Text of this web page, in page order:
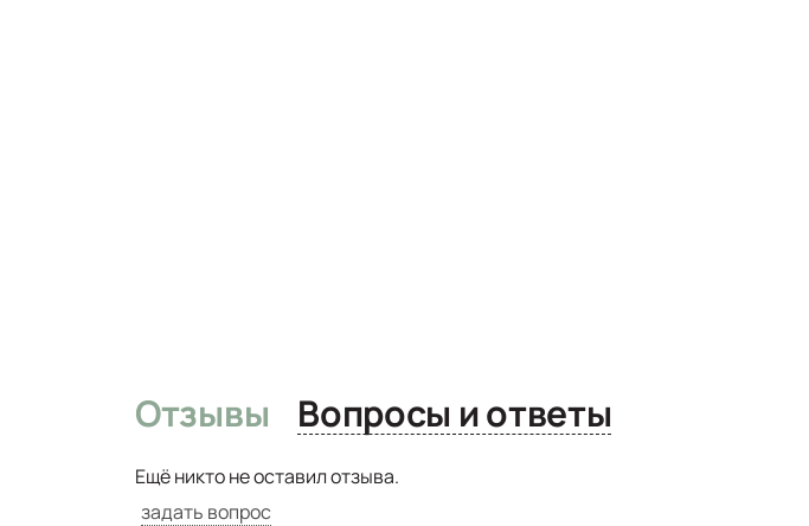
Отзывы Вопросы и ответы
Ещё никто не оставил отзыва.
задать вопрос